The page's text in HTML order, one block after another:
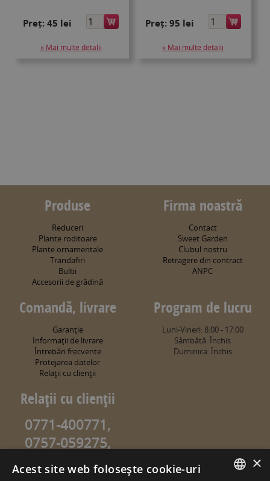
Preț:45 lei
» Mai multe detalii
Preț: 95 lei
» Mai multe detalii
Produse
Reduceri
Plante roditoare
Plante ornamentale
Trandafiri
Bulbi
Accesorii de grădină
Firma noastră
Contact
Sweet Garden
Clubul nostru
Retragere din contract
ANPC
Comandă, livrare
Garanţie
Informaţii de livrare
Întrebări frecvente
Protejarea datelor
Relaţii cu clienţii
Program de lucru
Luni-Vineri: 8:00 - 17:00
Sâmbătă: Închis
Duminica: Închis
Relaţii cu clienţii
0771-400771,
0757-059275,
0757-059274
info@sweetgarden.ro
×
Acest site web folosește cookie-uri